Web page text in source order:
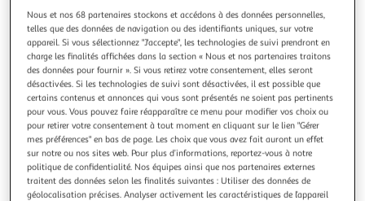
NOMBRES GRANDE SECTION. + UN POSTER-JEU A
COLORIER, Forny Emilie
Auteur : Forny EmilieEditeur : MAGNARDDate de parution :
10/04/2025Nombre de pages : 24Dimensions : 28.0 x 22.0
x 0.4
En savoir +
Nous et nos 68 partenaires stockons et accédons à des données personnelles,
telles que des données de navigation ou des identifiants uniques, sur votre
appareil. Si vous sélectionnez "J'accepte", les technologies de suivi prendront en
charge les finalités affichées dans la section « Nous et nos partenaires traitons
des données pour fournir ». Si vous retirez votre consentement, elles seront
désactivées. Si les technologies de suivi sont désactivées, il est possible que
certains contenus et annonces qui vous sont présentés ne soient pas pertinents
pour vous. Vous pouvez faire réapparaître ce menu pour modifier vos choix ou
pour retirer votre consentement à tout moment en cliquant sur le lien "Gérer
mes préférences" en bas de page. Les choix que vous avez fait auront un effet
sur notre ou nos sites web. Pour plus d’informations, reportez-vous à notre
politique de confidentialité. Nos équipes ainsi que nos partenaires externes
traitent des données selon les finalités suivantes : Utiliser des données de
géolocalisation précises. Analyser activement les caractéristiques de l’appareil